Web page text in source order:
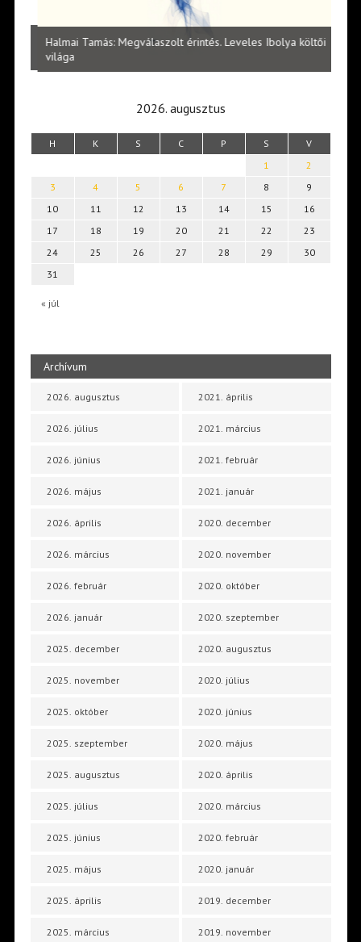
Halmai Tamás: Megválaszolt érintés. Leveles Ibolya költői
világa
2026. augusztus
H K S C P S V
« júl
1
2
3
4 5 6 7 8
9
10
11 12 13 14 15
16
17
18 19 20 21 22
23
24
25 26 27 28 29
30
31
Archívum
2026. augusztus
2026. július
2026. június
2026. május
2026. április
2026. március
2026. február
2026. január
2025. december
2025. november
2025. október
2025. szeptember
2025. augusztus
2025. július
2025. június
2025. május
2025. április
2025. március
2021. április
2021. március
2021. február
2021. január
2020. december
2020. november
2020. október
2020. szeptember
2020. augusztus
2020. július
2020. június
2020. május
2020. április
2020. március
2020. február
2020. január
2019. december
2019. november